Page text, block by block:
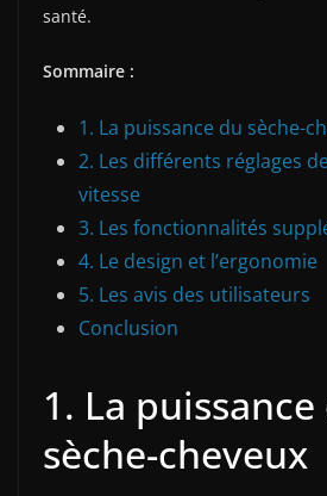
santé.
Sommaire :
1. La puissance du sèche-
2. Les différents réglages
vitesse
3. Les fonctionnalités
4. Le design et l’ergonomie
5. Les avis des utilisateurs
Conclusion
1. La puissance
sèche-cheveux